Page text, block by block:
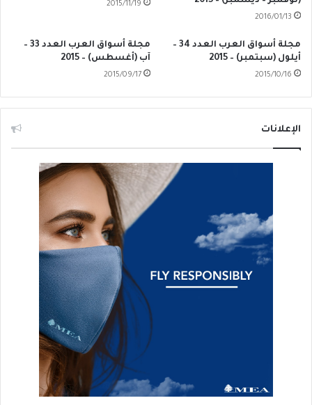
2016/01/13
2015/11/19
مجلة أسواق العرب العدد 34 –
أيلول (سبتمبر) – 2015
2015/10/16
مجلة أسواق العرب العدد 33 –
آب (أغسطس) – 2015
2015/09/17
الإعلانات